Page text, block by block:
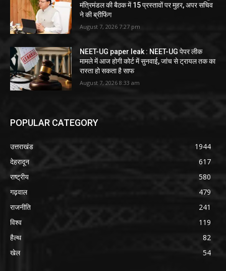
मंत्रिमंडल की बैठक में 15 प्रस्तावों पर मुहर, अपर सचिव
ने की ब्रीफिंग
August 7, 2026 7:27 pm
NEET-UG paper leak : NEET-UG पेपर लीक
मामले में आज होगी कोर्ट में सुनवाई, जांच से ट्रायल तक का
रास्ता हो सकता है साफ
August 7, 2026 8:33 am
POPULAR CATEGORY
उत्तराखंड
1944
देहरादून
617
राष्ट्रीय
580
गढ़वाल
479
राजनीति
241
विश्व
119
हैल्थ
82
खेल
54